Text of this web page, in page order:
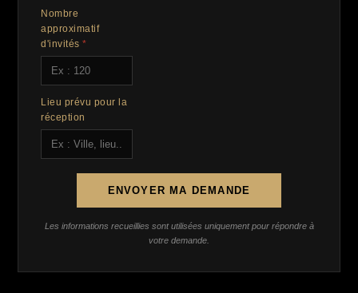
Nombre
approximatif
d'invités *
Lieu prévu pour la
réception
ENVOYER MA DEMANDE
Les informations recueillies sont utilisées uniquement pour répondre à
votre demande.